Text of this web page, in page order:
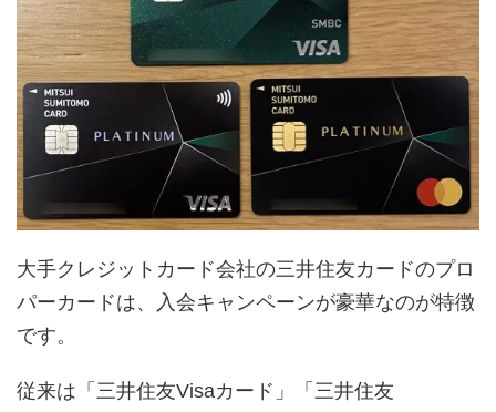
大手クレジットカード会社の三井住友カードのプロ
パーカードは、入会キャンペーンが豪華なのが特徴
です。
従来は「三井住友Visaカード」「三井住友